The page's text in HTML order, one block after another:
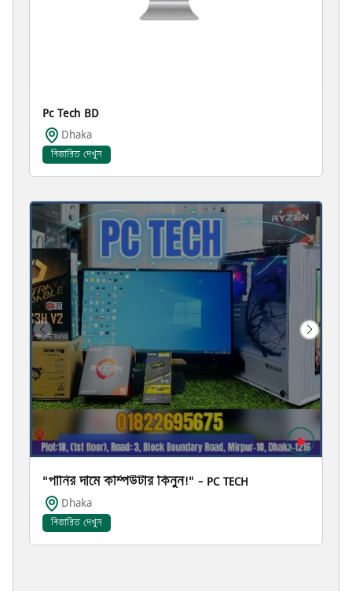
Pc Tech BD
Dhaka
বিস্তারিত দেখুন
"পানির দামে কম্পিউটার কিনুন!" – PC TECH
Dhaka
বিস্তারিত দেখুন